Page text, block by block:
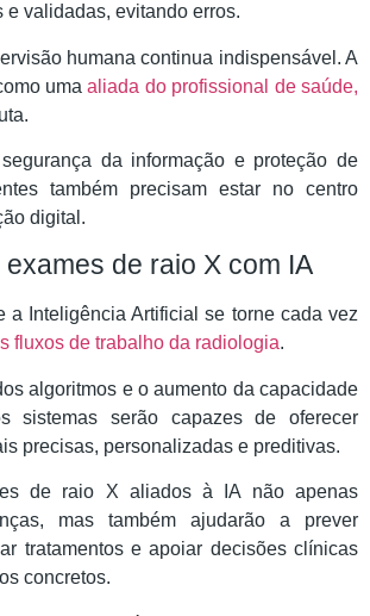
e validadas, evitando erros.
humana continua indispensável. A
umaaliada do profissional de saúde,
da informação e proteção de
também precisam estar no centro
digital.
de raio X com IA
a Inteligência Artificial se torne cada vez
fluxos de trabalho da radiologia.
algoritmos e o aumento da capacidade
sistemas serão capazes de oferecer
precisas, personalizadas e preditivas.
de raio X aliados à IA não apenas
mas também ajudarão a prever
tratamentos e apoiar decisões clínicas
concretos.